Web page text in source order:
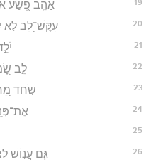
19 אֹ֣הֵֽב פֶּ֭שַׁע
20 עִקֶּשׁ־לֵ֭ב לֹ֣א
21
22 לֵ֣ב
23 שֹׁ֣חַד
24
25
26 גַּ֤ם עֲנ֣וֹשׁ